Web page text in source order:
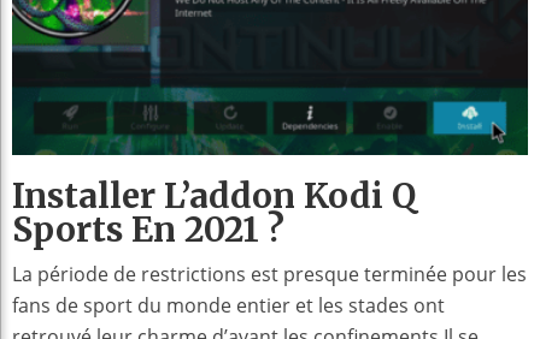
Installer L’addon Kodi Q
Sports En 2021 ?
La période de restrictions est presque terminée pour les
fans de sport du monde entier et les stades ont